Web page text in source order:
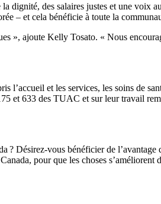
dignité, des salaires justes et une voix
– et cela bénéficie à toute la
», ajoute Kelly Tosato. « Nous
l’accueil et les services, les soins de
et 633 des TUAC et sur leur travail
Désirez-vous bénéficier de l’avantage
pour que les choses s’améliorent